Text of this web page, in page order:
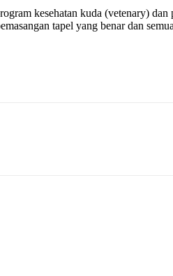
kesehatan kuda (vetenary) dan
tapel yang benar dan